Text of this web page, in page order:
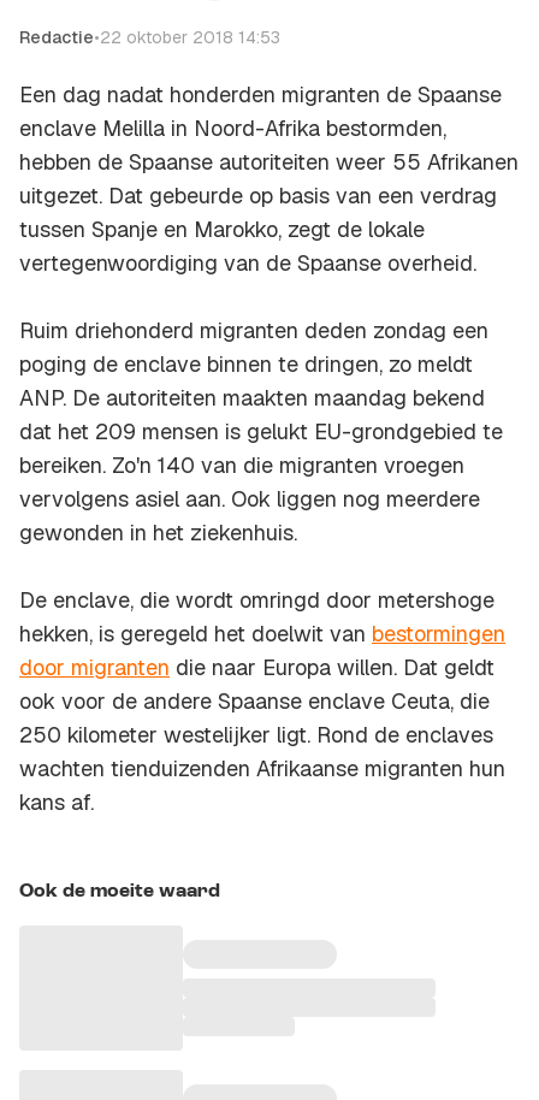
Redactie•22 oktober 2018 14:53
Een dag nadat honderden migranten de Spaanse
enclave Melilla in Noord-Afrika bestormden,
hebben de Spaanse autoriteiten weer 55 Afrikanen
uitgezet. Dat gebeurde op basis van een verdrag
tussen Spanje en Marokko, zegt de lokale
vertegenwoordiging van de Spaanse overheid.
Ruim driehonderd migranten deden zondag een
poging de enclave binnen te dringen, zo meldt
ANP. De autoriteiten maakten maandag bekend
dat het 209 mensen is gelukt EU-grondgebied te
bereiken. Zo'n 140 van die migranten vroegen
vervolgens asiel aan. Ook liggen nog meerdere
gewonden in het ziekenhuis.
De enclave, die wordt omringd door metershoge
hekken, is geregeld het doelwit van bestormingen
door migranten die naar Europa willen. Dat geldt
ook voor de andere Spaanse enclave Ceuta, die
250 kilometer westelijker ligt. Rond de enclaves
wachten tienduizenden Afrikaanse migranten hun
kans af.
Ook de moeite waard